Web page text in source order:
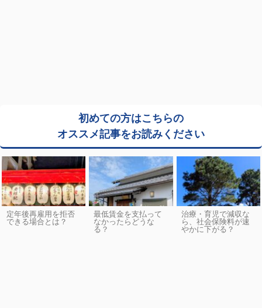
初めての方はこちらの
オススメ記事をお読みください
定年後再雇用を拒否
できる場合とは？
最低賃金を支払って
なかったらどうな
る？
治療・育児で減収な
ら、社会保険料が速
やかに下がる？